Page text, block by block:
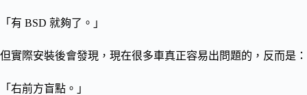
「有 BSD 就夠了。」
但實際安裝後會發現，現在很多車真正容易出問題的，反而是：
「右前方盲點。」